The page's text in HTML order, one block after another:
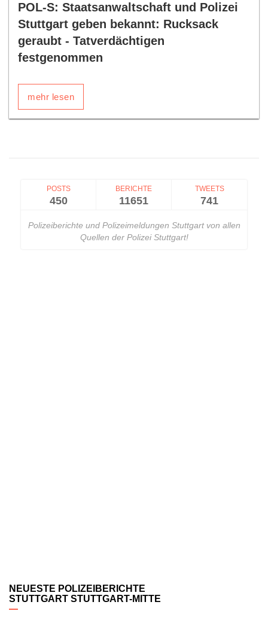
POL-S: Staatsanwaltschaft und Polizei
Stuttgart geben bekannt: Rucksack
geraubt - Tatverdächtigen
festgenommen
mehr lesen
POSTS
450
BERICHTE
11651
TWEETS
741
Polizeiberichte und Polizeimeldungen Stuttgart von allen
Quellen der Polizei Stuttgart!
NEUESTE POLIZEIBERICHTE
STUTTGART STUTTGART-MITTE